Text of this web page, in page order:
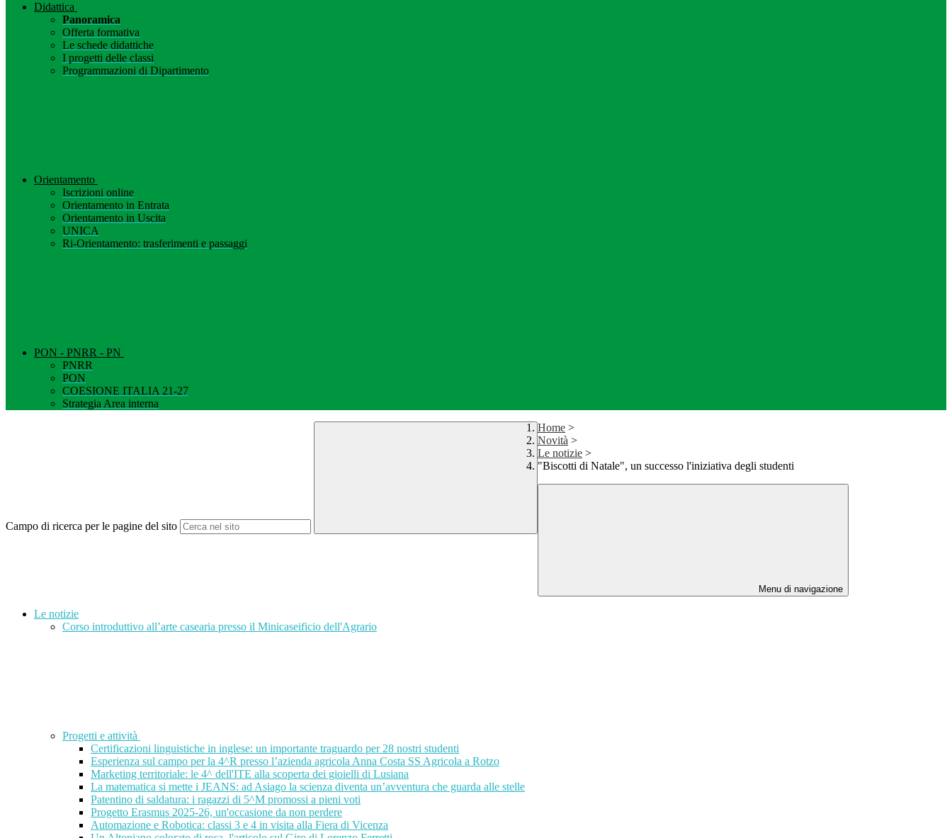
Didattica
Panoramica
Offerta formativa
Le schede didattiche
I progetti delle classi
Programmazioni di Dipartimento
Orientamento
Iscrizioni online
Orientamento in Entrata
Orientamento in Uscita
UNICA
Ri-Orientamento: trasferimenti e passaggi
PON - PNRR - PN
PNRR
PON
COESIONE ITALIA 21-27
Strategia Area interna
Campo di ricerca per le pagine del sito
Home >
Novità >
Le notizie >
"Biscotti di Natale", un successo l'iniziativa degli studenti
Menu di navigazione
Le notizie
Corso introduttivo all’arte casearia presso il Minicaseificio dell'Agrario
Progetti e attività
Certificazioni linguistiche in inglese: un importante traguardo per 28 nostri studenti
Esperienza sul campo per la 4^R presso l’azienda agricola Anna Costa SS Agricola a Rotzo
Marketing territoriale: le 4^ dell'ITE alla scoperta dei gioielli di Lusiana
La matematica si mette i JEANS: ad Asiago la scienza diventa un’avventura che guarda alle stelle
Patentino di saldatura: i ragazzi di 5^M promossi a pieni voti
Progetto Erasmus 2025-26, un'occasione da non perdere
Automazione e Robotica: classi 3 e 4 in visita alla Fiera di Vicenza